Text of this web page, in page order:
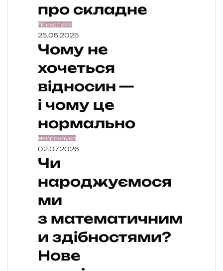
про складне
Психологія
25.05.2025
Чому не
хочеться
відносин —
і чому це
нормально
Нейронаука
02.07.2026
Чи
народжуємося
ми
з математичним
и здібностями?
Нове